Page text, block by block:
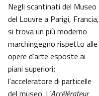
Negli scantinati del Museo
del Louvre a Parigi, Francia,
si trova un più moderno
marchingegno rispetto alle
opere d’arte esposte ai
piani superiori;
l’acceleratore di particelle
del museo. L’Accélérateur